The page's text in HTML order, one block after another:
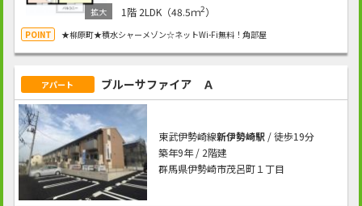
1階 2LDK（48.5ｍ2）
★柳原町★積水シャーメゾン☆ネットWi-Fi無料！角部屋
アパート ブルーサファイア Ａ
東武伊勢崎線新伊勢崎駅/ 徒歩19分
築年9年 / 2階建
群馬県伊勢崎市茂呂町１丁目